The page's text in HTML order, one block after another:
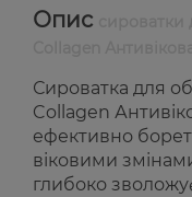
Опис
Сироватка для
Collagen
ефективно
віковими
глибоко